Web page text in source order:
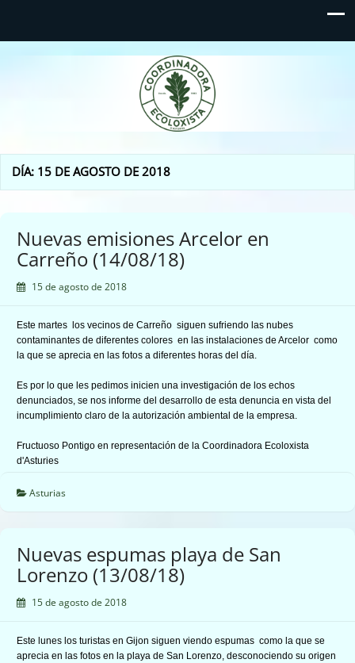
Coordinadora Ecoloxista
d'Asturies
DÍA: 15 DE AGOSTO DE 2018
Nuevas emisiones Arcelor en
Carreño (14/08/18)
15 de agosto de 2018
Este martes los vecinos de Carreño siguen sufriendo las nubes
contaminantes de diferentes colores en las instalaciones de Arcelor como
la que se aprecia en las fotos a diferentes horas del día.
Es por lo que les pedimos inicien una investigación de los echos
denunciados, se nos informe del desarrollo de esta denuncia en vista del
incumplimiento claro de la autorización ambiental de la empresa.
Fructuoso Pontigo en representación de la Coordinadora Ecoloxista
d'Asturies
Asturias
Nuevas espumas playa de San
Lorenzo (13/08/18)
15 de agosto de 2018
Este lunes los turistas en Gijon siguen viendo espumas como la que se
aprecia en las fotos en la playa de San Lorenzo, desconociendo su origen